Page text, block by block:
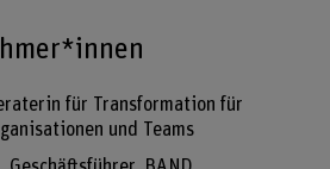
für Transformation für
und Teams